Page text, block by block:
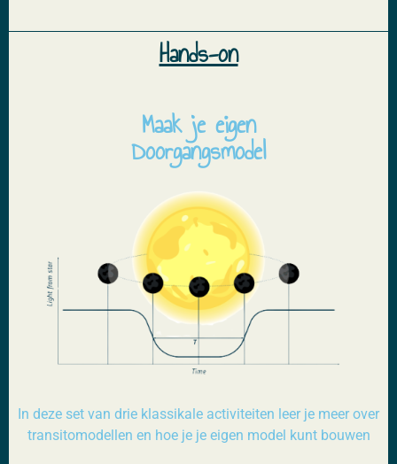
Hands-on
Maak je eigen
Doorgangsmodel
In deze set van drie klassikale activiteiten leer je meer over
transitomodellen en hoe je je eigen model kunt bouwen